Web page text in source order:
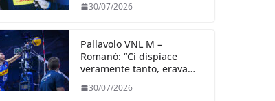
dalla prestazione in
30/07/2026
Pallavolo VNL M –
Romanò: “Ci dispiace
veramente tanto, eravamo
impareremo”
30/07/2026